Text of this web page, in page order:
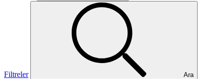
Filtreler Ara